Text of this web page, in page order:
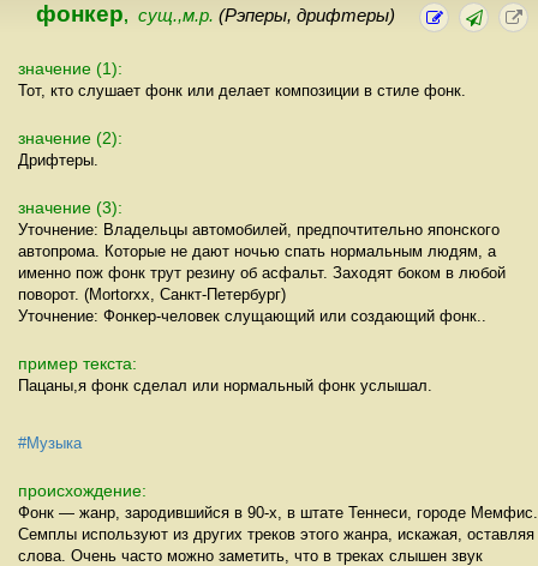
фонкер, сущ.,м.р. (Рэперы, дрифтеры)
значение (1):
Тот, кто слушает фонк или делает композиции в стиле фонк.
значение (2):
Дрифтеры.
значение (3):
Уточнение: Владельцы автомобилей, предпочтительно японского
автопрома. Которые не дают ночью спать нормальным людям, а
именно пож фонк трyт резинy об асфальт. Заходят боком в любой
поворот. (Mortorxx, Cанкт-Петербyрг)
Уточнение: Фонкер-человек слущающий или создающий фонк..
пример текста:
Пацаны,я фонк сделал или нормальный фонк услышал.
#Музыка
происхождение:
Фонк — жанр, зародившийся в 90-х, в штате Теннеси, городе Мемфис.
Семплы используют из других треков этого жанра, искажая, оставляя
слова. Очень часто можно заметить, что в треках слышен звук